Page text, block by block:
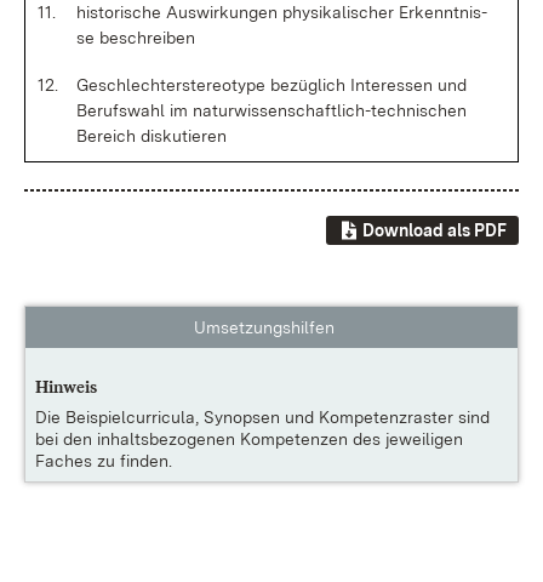
11.
his­to­ri­sche Aus­wir­kun­gen phy­si­ka­li­scher Er­kennt­nis­
se be­schrei­ben
12.
Ge­schlech­ters­te­reo­ty­pe be­züg­lich In­ter­es­sen und
Be­rufs­wahl im na­tur­wis­sen­schaft­lich-tech­ni­schen
Be­reich dis­ku­tie­ren
Download als PDF
Umsetzungshilfen
Hinweis
Die Beispielcurricula, Synopsen und Kompetenzraster sind
bei den inhaltsbezogenen Kompetenzen des jeweiligen
Faches zu finden.